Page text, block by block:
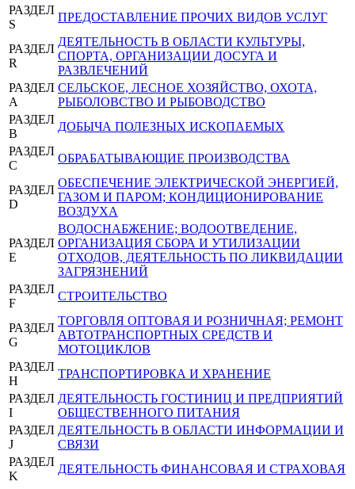
РАЗДЕЛ
S
ПРЕДОСТАВЛЕНИЕ ПРОЧИХ ВИДОВ УСЛУГ
РАЗДЕЛ
R
ДЕЯТЕЛЬНОСТЬ В ОБЛАСТИ КУЛЬТУРЫ,
СПОРТА, ОРГАНИЗАЦИИ ДОСУГА И
РАЗВЛЕЧЕНИЙ
РАЗДЕЛ
A
СЕЛЬСКОЕ, ЛЕСНОЕ ХОЗЯЙСТВО, ОХОТА,
РЫБОЛОВСТВО И РЫБОВОДСТВО
РАЗДЕЛ
B
ДОБЫЧА ПОЛЕЗНЫХ ИСКОПАЕМЫХ
РАЗДЕЛ
C
ОБРАБАТЫВАЮЩИЕ ПРОИЗВОДСТВА
РАЗДЕЛ
D
ОБЕСПЕЧЕНИЕ ЭЛЕКТРИЧЕСКОЙ ЭНЕРГИЕЙ,
ГАЗОМ И ПАРОМ; КОНДИЦИОНИРОВАНИЕ
ВОЗДУХА
РАЗДЕЛ
E
ВОДОСНАБЖЕНИЕ; ВОДООТВЕДЕНИЕ,
ОРГАНИЗАЦИЯ СБОРА И УТИЛИЗАЦИИ
ОТХОДОВ, ДЕЯТЕЛЬНОСТЬ ПО ЛИКВИДАЦИИ
ЗАГРЯЗНЕНИЙ
РАЗДЕЛ
F
СТРОИТЕЛЬСТВО
РАЗДЕЛ
G
ТОРГОВЛЯ ОПТОВАЯ И РОЗНИЧНАЯ; РЕМОНТ
АВТОТРАНСПОРТНЫХ СРЕДСТВ И
МОТОЦИКЛОВ
РАЗДЕЛ
H
ТРАНСПОРТИРОВКА И ХРАНЕНИЕ
РАЗДЕЛ
I
ДЕЯТЕЛЬНОСТЬ ГОСТИНИЦ И ПРЕДПРИЯТИЙ
ОБЩЕСТВЕННОГО ПИТАНИЯ
РАЗДЕЛ
J
ДЕЯТЕЛЬНОСТЬ В ОБЛАСТИ ИНФОРМАЦИИ И
СВЯЗИ
РАЗДЕЛ
K
ДЕЯТЕЛЬНОСТЬ ФИНАНСОВАЯ И СТРАХОВАЯ